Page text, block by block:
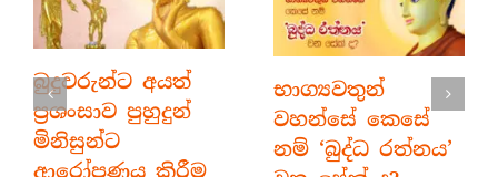
බුදුවරුන්ට අයත්
ප්‍රශංසාව පුහුදුන්
මිනිසුන්ට
භාග්‍යවතුන්
වහන්සේ කෙසේ
නම් ‘බුද්ධ රත්නය’